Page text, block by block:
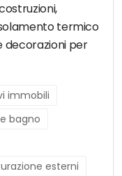
termico
decorazioni per
immobili
bagno
esterni